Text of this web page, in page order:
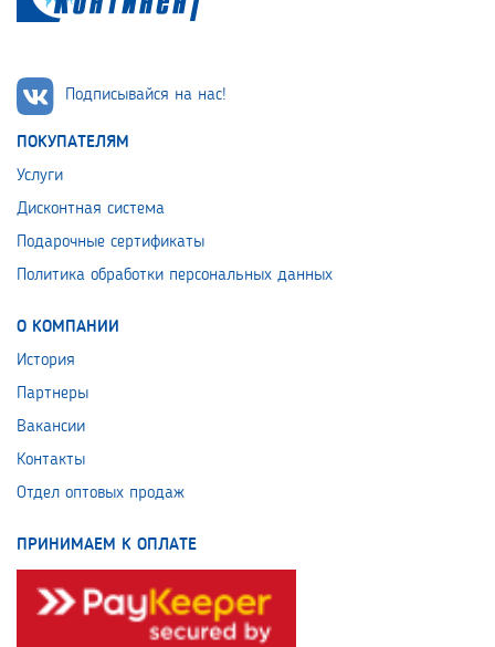
Подписывайся на нас!
ПОКУПАТЕЛЯМ
Услуги
Дисконтная система
Подарочные сертификаты
Политика обработки персональных данных
О КОМПАНИИ
История
Партнеры
Вакансии
Контакты
Отдел оптовых продаж
ПРИНИМАЕМ К ОПЛАТЕ